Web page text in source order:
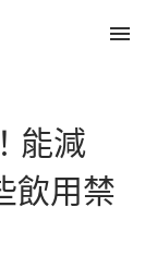
能減
飲用禁